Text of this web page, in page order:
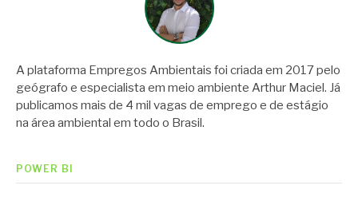
A plataforma Empregos Ambientais foi criada em 2017 pelo
geógrafo e especialista em meio ambiente Arthur Maciel. Já
publicamos mais de 4 mil vagas de emprego e de estágio
na área ambiental em todo o Brasil.
POWER BI